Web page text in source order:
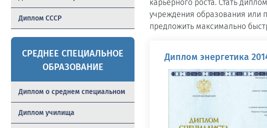
Диплом СССР
СРЕДНЕЕ СПЕЦИАЛЬНОЕ
ОБРАЗОВАНИЕ
Диплом о среднем специальном
Диплом училища
карьерного роста. Стать
учреждения образования или
предложить максимально
Диплом энергетика